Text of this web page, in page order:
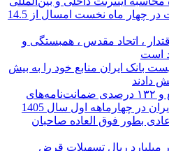
حق بیمه تولیدی بیمه ملت در چهار ماه نخست امسال از 14.5
، اتحاد مقدس ، همبستگی و
است
پست بانک ایران منابع خود را به بیش
افزایش ۷۰ درصدی منابع و ۱۳۲ درصدی ضمانت‌نامه‌های
در چهارماهه اول سال 1405
بطور فوق العاده صاحبان
افزون بر 32 هزار میلیارد ریال تسهیلات قرض